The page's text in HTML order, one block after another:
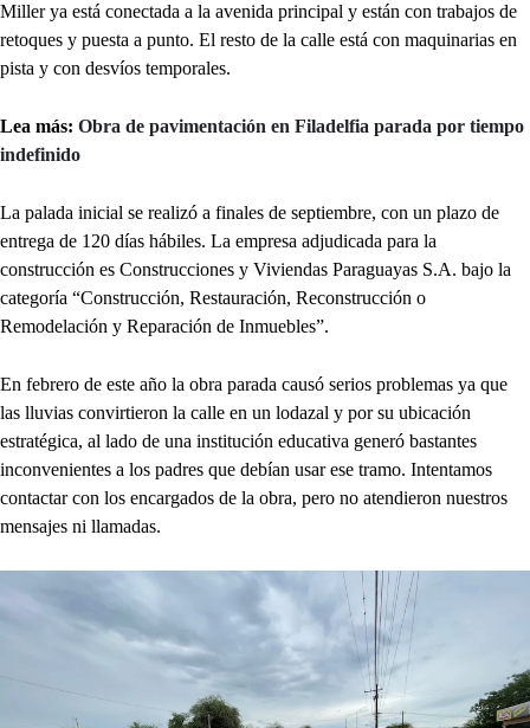
Miller ya está conectada a la avenida principal y están con trabajos de
retoques y puesta a punto. El resto de la calle está con maquinarias en
pista y con desvíos temporales.
Lea más: Obra de pavimentación en Filadelfia parada por tiempo
indefinido
La palada inicial se realizó a finales de septiembre, con un plazo de
entrega de 120 días hábiles. La empresa adjudicada para la
construcción es Construcciones y Viviendas Paraguayas S.A. bajo la
categoría “Construcción, Restauración, Reconstrucción o
Remodelación y Reparación de Inmuebles”.
En febrero de este año la obra parada causó serios problemas ya que
las lluvias convirtieron la calle en un lodazal y por su ubicación
estratégica, al lado de una institución educativa generó bastantes
inconvenientes a los padres que debían usar ese tramo. Intentamos
contactar con los encargados de la obra, pero no atendieron nuestros
mensajes ni llamadas.